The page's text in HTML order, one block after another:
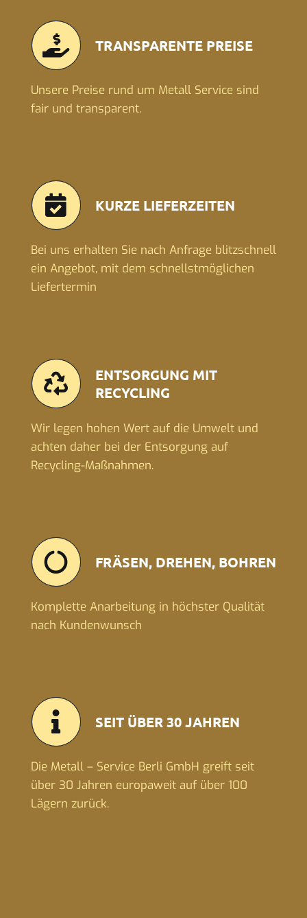
TRANSPARENTE PREISE
Unsere Preise rund um Metall Service sind
fair und transparent.
KURZE LIEFERZEITEN
Bei uns erhalten Sie nach Anfrage blitzschnell
ein Angebot, mit dem schnellstmöglichen
Liefertermin
ENTSORGUNG MIT
RECYCLING
Wir legen hohen Wert auf die Umwelt und
achten daher bei der Entsorgung auf
Recycling-Maßnahmen.
FRÄSEN, DREHEN, BOHREN
Komplette Anarbeitung in höchster Qualität
nach Kundenwunsch
SEIT ÜBER 30 JAHREN
Die Metall – Service Berli GmbH greift seit
über 30 Jahren europaweit auf über 100
Lägern zurück.